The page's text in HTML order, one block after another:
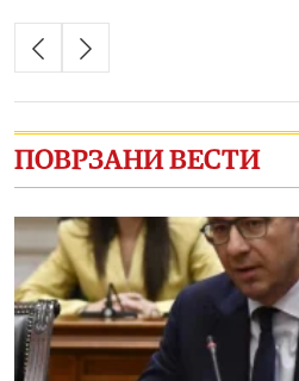
ПОВРЗАНИ ВЕСТИ